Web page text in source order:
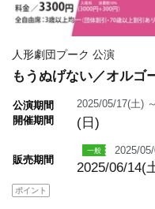
人形劇団プーク 公演
もうぬげない／オルゴ
公演期間
開催期間
2025/05/17(土) ～
(日)
販売期間
2025/
2025/06/14(
ポイント